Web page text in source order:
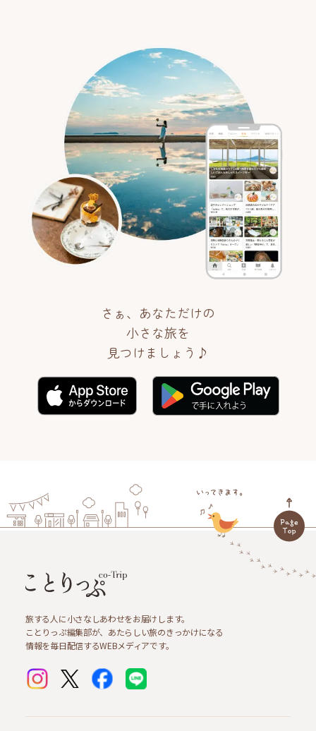
さぁ、あなただけの
小さな旅を
見つけましょう♪
旅する人に小さなしあわせをお届けします。
ことりっぷ編集部が、あたらしい旅のきっかけになる
情報を毎日配信するWEBメディアです。